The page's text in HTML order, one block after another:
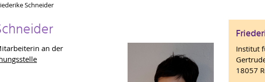
Schneider
an der
Institut
18057